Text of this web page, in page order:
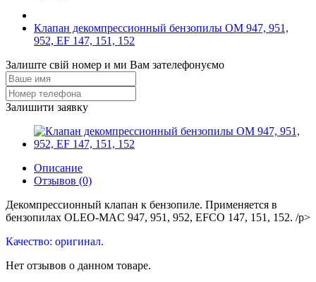
Клапан декомпрессионный бензопилы OM 947, 951,
952, EF 147, 151, 152
Залиште свій номер и ми Вам зателефонуємо
Залишити заявку
Описание
Отзывов (0)
Декомпрессионный клапан к бензопиле. Применяется в
бензопилах OLEO-MAC 947, 951, 952, EFCO 147, 151, 152. /p>
Качество: оригинал.
Нет отзывов о данном товаре.